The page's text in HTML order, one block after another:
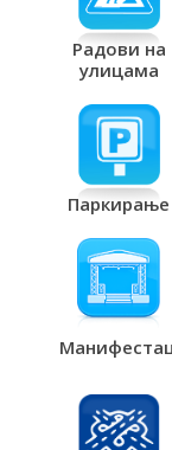
Радови на
улицама
Паркирање